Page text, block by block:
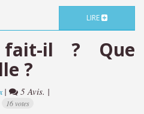
LIRE
fait-il ? Que
?
| 5 Avis. |
16 votes